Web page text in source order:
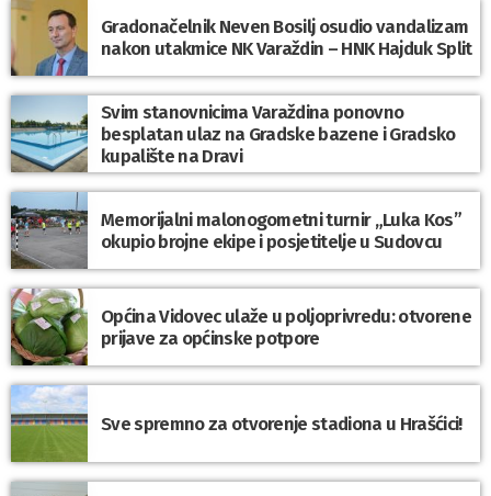
Gradonačelnik Neven Bosilj osudio vandalizam
nakon utakmice NK Varaždin – HNK Hajduk Split
Svim stanovnicima Varaždina ponovno
besplatan ulaz na Gradske bazene i Gradsko
kupalište na Dravi
Memorijalni malonogometni turnir „Luka Kos”
okupio brojne ekipe i posjetitelje u Sudovcu
Općina Vidovec ulaže u poljoprivredu: otvorene
prijave za općinske potpore
Sve spremno za otvorenje stadiona u Hrašćici!